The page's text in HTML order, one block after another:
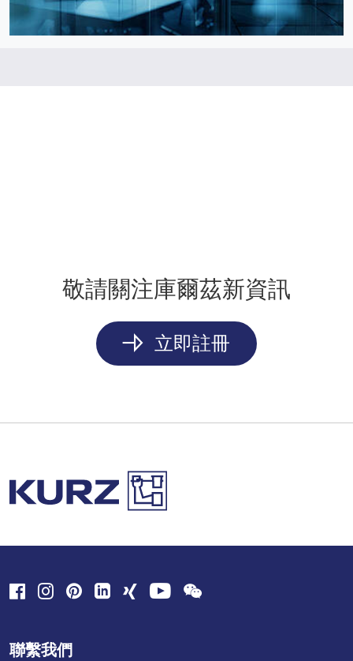
敬請關注庫爾茲新資訊
立即註冊
聯繫我們